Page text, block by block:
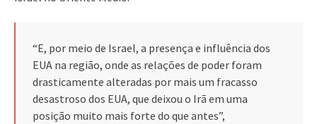
“E, por meio de Israel, a presença e influência dos
EUA na região, onde as relações de poder foram
drasticamente alteradas por mais um fracasso
desastroso dos EUA, que deixou o Irã em uma
posição muito mais forte do que antes”,